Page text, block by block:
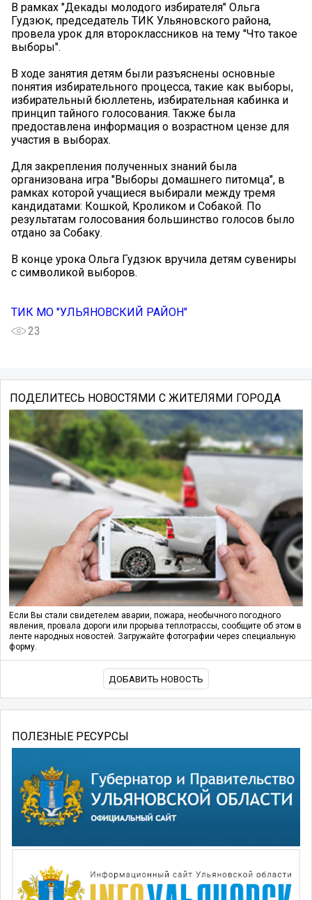
В рамках "Декады молодого избирателя" Ольга
Гудзюк, председатель ТИК Ульяновского района,
провела урок для второклассников на тему "Что такое
выборы".
В ходе занятия детям были разъяснены основные
понятия избирательного процесса, такие как выборы,
избирательный бюллетень, избирательная кабинка и
принцип тайного голосования. Также была
предоставлена информация о возрастном цензе для
участия в выборах.
Для закрепления полученных знаний была
организована игра "Выборы домашнего питомца", в
рамках которой учащиеся выбирали между тремя
кандидатами: Кошкой, Кроликом и Собакой. По
результатам голосования большинство голосов было
отдано за Собаку.
В конце урока Ольга Гудзюк вручила детям сувениры
с символикой выборов.
ТИК МО "УЛЬЯНОВСКИЙ РАЙОН"
23
ПОДЕЛИТЕСЬ НОВОСТЯМИ С ЖИТЕЛЯМИ ГОРОДА
Если Вы стали свидетелем аварии, пожара, необычного погодного
явления, провала дороги или прорыва теплотрассы, сообщите об этом в
ленте народных новостей. Загружайте фотографии через специальную
форму.
ДОБАВИТЬ НОВОСТЬ
ПОЛЕЗНЫЕ РЕСУРСЫ